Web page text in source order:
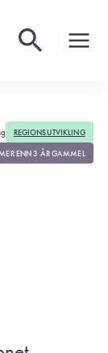
REGIONSUTVIKLING
ENN 3 ÅR GAMMEL